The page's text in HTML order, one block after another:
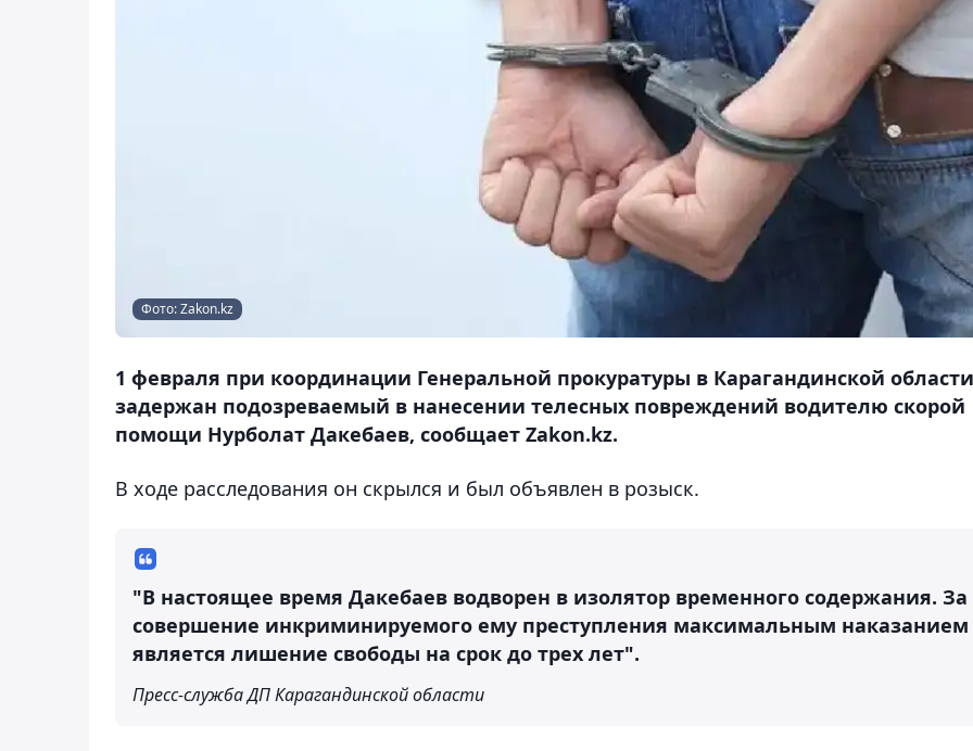
Фото: Zakon.kz
1 февраля при координации Генеральной прокуратуры в Карагандинской области
задержан подозреваемый в нанесении телесных повреждений водителю скорой
помощи Нурболат Дакебаев, сообщает Zakon.kz.
В ходе расследования он скрылся и был объявлен в розыск.
"В настоящее время Дакебаев водворен в изолятор временного содержания. За
совершение инкриминируемого ему преступления максимальным наказанием
является лишение свободы на срок до трех лет".
Пресс-служба ДП Карагандинской области